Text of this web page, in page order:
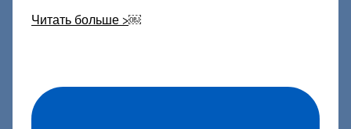
Читать больше >￼